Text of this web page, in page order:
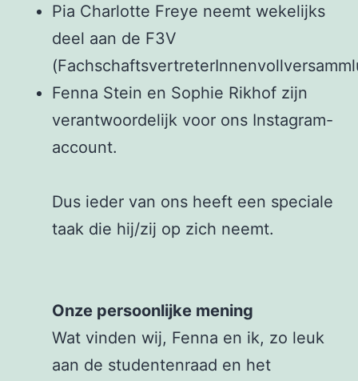
Pia Charlotte Freye neemt wekelijks
deel aan de F3V
Fenna Stein en Sophie Rikhof zijn
verantwoordelijk voor ons Instagram-
account.
Dus ieder van ons heeft een speciale
taak die hij/zij op zich neemt.
Onze persoonlijke mening
Wat vinden wij, Fenna en ik, zo leuk
aan de studentenraad en het